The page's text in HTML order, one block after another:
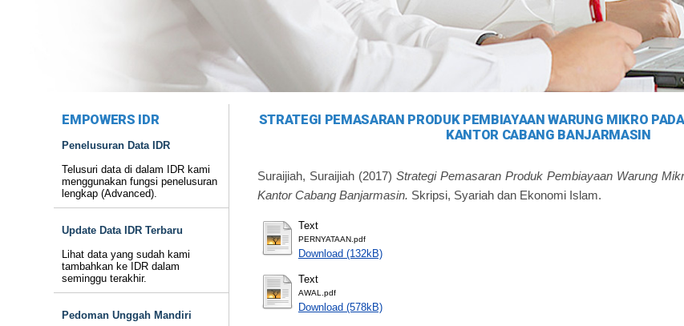
EMPOWERS IDR
Penelusuran Data IDR
Telusuri data di dalam IDR kami
menggunakan fungsi penelusuran
lengkap (Advanced).
Update Data IDR Terbaru
Lihat data yang sudah kami
tambahkan ke IDR dalam
seminggu terakhir.
Pedoman Unggah Mandiri
STRATEGI PEMASARAN PRODUK PEMBIAYAAN WARUNG MIKRO
KANTOR CABANG BANJARMASIN
Suraijiah, Suraijiah(2017)Strategi Pemasaran Produk Pembiayaan Warung
Kantor Cabang Banjarmasin. Skripsi, Syariah dan Ekonomi Islam.
Text
PERNYATAAN.pdf
Download (132kB)
Text
AWAL.pdf
Download (578kB)